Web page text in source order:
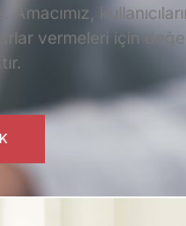
vermeleri için